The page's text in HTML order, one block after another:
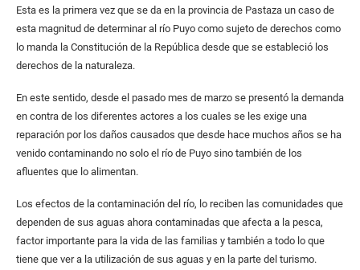
Esta es la primera vez que se da en la provincia de Pastaza un caso de
esta magnitud de determinar al río Puyo como sujeto de derechos como
lo manda la Constitución de la República desde que se estableció los
derechos de la naturaleza.
En este sentido, desde el pasado mes de marzo se presentó la demanda
en contra de los diferentes actores a los cuales se les exige una
reparación por los daños causados que desde hace muchos años se ha
venido contaminando no solo el río de Puyo sino también de los
afluentes que lo alimentan.
Los efectos de la contaminación del río, lo reciben las comunidades que
dependen de sus aguas ahora contaminadas que afecta a la pesca,
factor importante para la vida de las familias y también a todo lo que
tiene que ver a la utilización de sus aguas y en la parte del turismo.